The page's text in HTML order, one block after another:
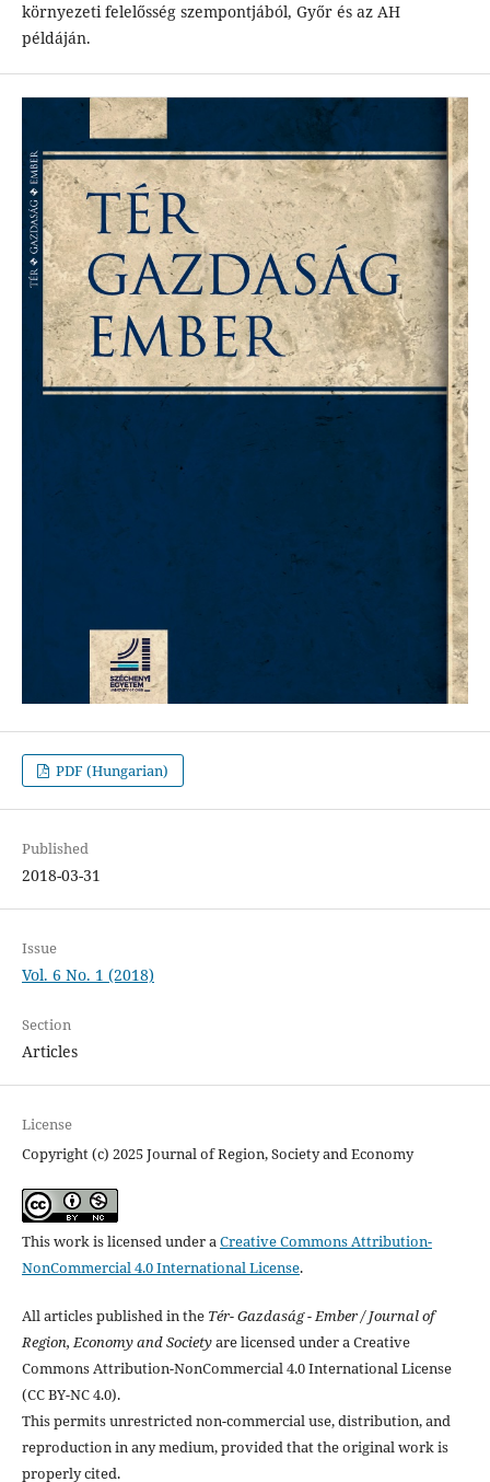
környezeti felelősség szempontjából, Győr és az AH
példáján.
PDF (Hungarian)
Published
2018-03-31
Issue
Vol. 6 No. 1 (2018)
Section
Articles
License
Copyright (c) 2025 Journal of Region, Society and Economy
This work is licensed under aCreative Commons Attribution-
NonCommercial 4.0 International License.
All articles published in the Tér- Gazdaság - Ember / Journal of
Region, Economy and Societyare licensed under a Creative
Commons Attribution-NonCommercial 4.0 International License
(CC BY-NC 4.0).
This permits unrestricted non-commercial use, distribution, and
reproduction in any medium, provided that the original work is
properly cited.